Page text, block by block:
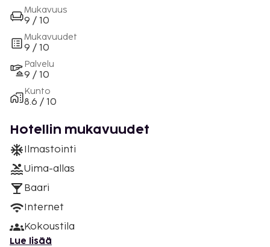
Mukavuus
9 / 10
Mukavuudet
9 / 10
Palvelu
9 / 10
Kunto
8.6 / 10
Hotellin mukavuudet
Ilmastointi
Uima-allas
Baari
Internet
Kokoustila
Lue lisää